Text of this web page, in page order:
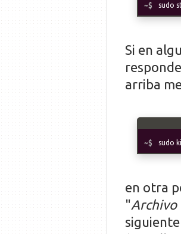
sudo
Si en
arriba
sudo
en otra
"Archivo